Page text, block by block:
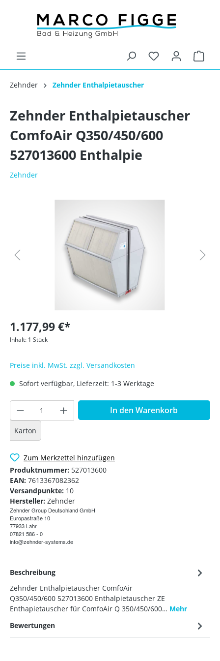
Zehnder Zehnder Enthalpietauscher
Zehnder Enthalpietauscher
ComfoAir Q350/450/600
527013600 Enthalpie
Zehnder
1.177,99 €*
Inhalt: 1 Stück
Preise inkl. MwSt. zzgl. Versandkosten
Sofort verfügbar, Lieferzeit: 1-3 Werktage
Karton
In den Warenkorb
Zum Merkzettel hinzufügen
Produktnummer: 527013600
EAN: 7613367082362
Versandpunkte: 10
Hersteller: Zehnder
Zehnder Group Deutschland GmbH
Europastraße 10
77933 Lahr
07821 586 - 0
info@zehnder-systems.de
Beschreibung
Zehnder Enthalpietauscher ComfoAir
Q350/450/600 527013600 Enthalpietauscher ZE
Enthapietauscher für ComfoAir Q 350/450/600… Mehr
Bewertungen